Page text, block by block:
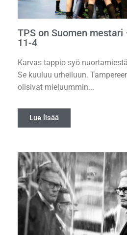
TPS on Suomen mestari
11-4
Karvas tappio syö
Se kuuluu urheiluun.
olisivat mieluummin...
Lue lisää